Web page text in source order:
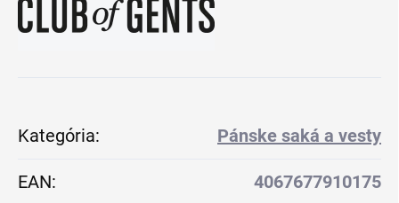
Kategória: Pánske saká a vesty
EAN: 4067677910175